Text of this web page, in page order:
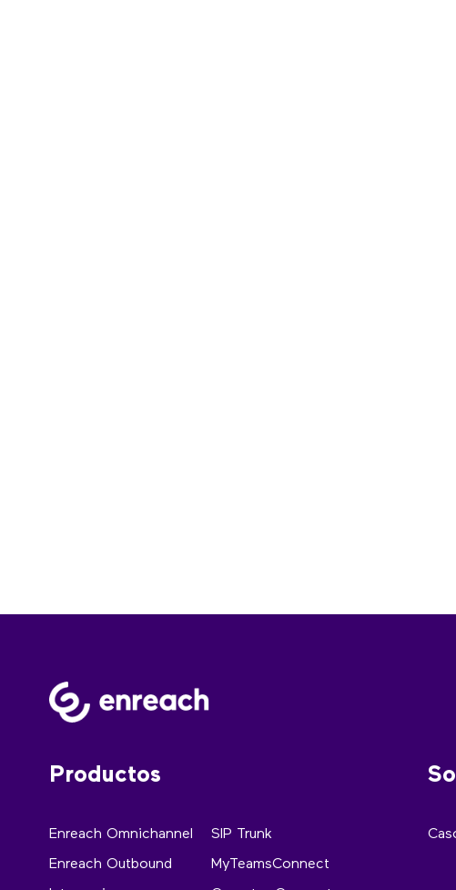
Productos
Enreach Omnichannel
Enreach Outbound
SIP Trunk
MyTeamsConnect